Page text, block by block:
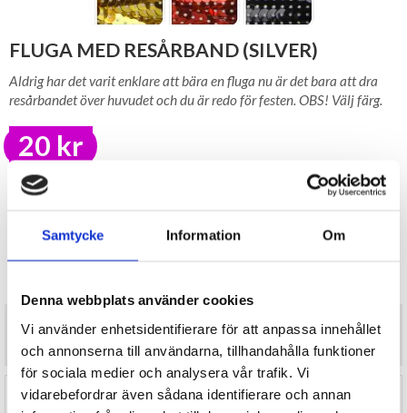
Samtycke Information Om
Denna webbplats använder cookies
Vi använder enhetsidentifierare för att anpassa innehållet
och annonserna till användarna, tillhandahålla funktioner
för sociala medier och analysera vår trafik. Vi
vidarebefordrar även sådana identifierare och annan
FLUGA MED RESÅRBAND (SILVER)
Aldrig har det varit enklare att bära en fluga nu är det bara att dra
resårbandet över huvudet och du är redo för festen. OBS! Välj färg.
20 kr
LAGER I SVERIGE, SNABB LEVERANS ÖPPET KÖP I 30 DAGAR
BEVAKA
Aldrig har det varit enklare att bära en fluga nu är det bara att dra
resårbandet över huvudet och du är redo för festen. OBS! Välj färg.
RECENSIONER (0)